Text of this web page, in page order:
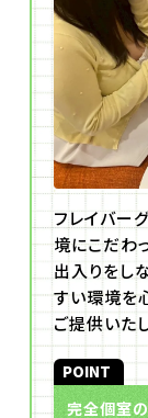
フレイバー
境にこだわ
出入りをし
すい環境を
ご提供いた
POINT
完全個室